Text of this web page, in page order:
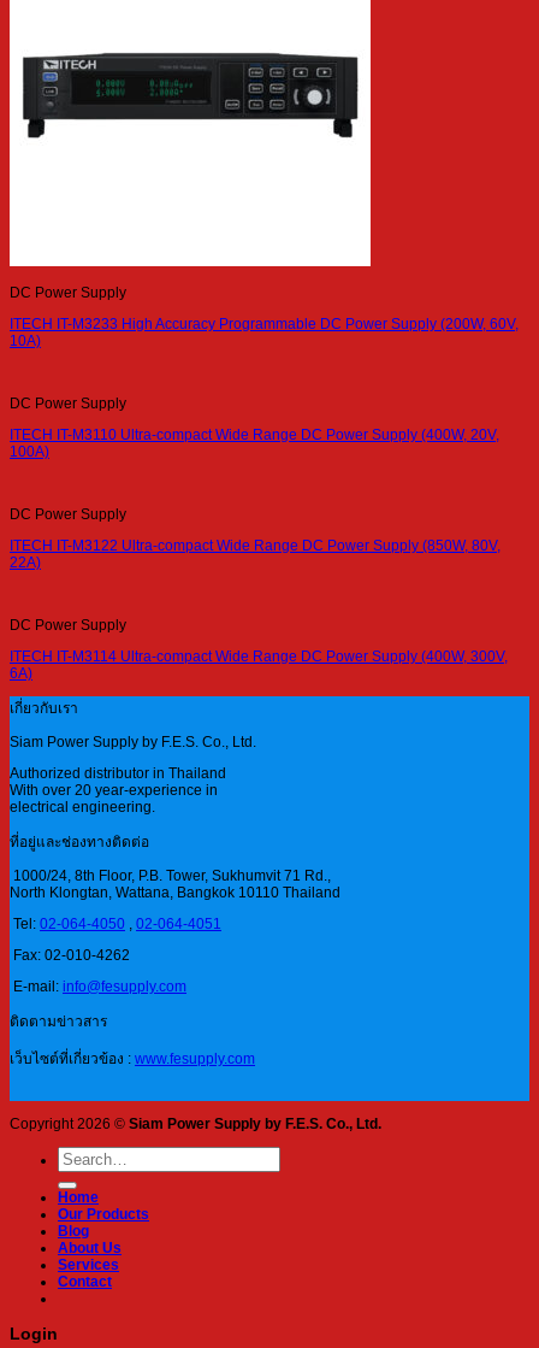
DC Power Supply
ITECH IT-M3233 High Accuracy Programmable DC Power Supply (200W, 60V,
10A)
DC Power Supply
ITECH IT-M3110 Ultra-compact Wide Range DC Power Supply (400W, 20V,
100A)
DC Power Supply
ITECH IT-M3122 Ultra-compact Wide Range DC Power Supply (850W, 80V,
22A)
DC Power Supply
ITECH IT-M3114 Ultra-compact Wide Range DC Power Supply (400W, 300V,
6A)
เกี่ยวกับเรา
Siam Power Supply by F.E.S. Co., Ltd.
Authorized distributor in Thailand
With over 20 year-experience in
electrical engineering.
ที่อยู่และช่องทางติดต่อ
1000/24, 8th Floor, P.B. Tower, Sukhumvit 71 Rd.,
North Klongtan, Wattana, Bangkok 10110 Thailand
Tel: 02-064-4050 , 02-064-4051
Fax: 02-010-4262
E-mail: info@fesupply.com
ติดตามข่าวสาร
เว็บไซต์ที่เกี่ยวข้อง : www.fesupply.com
Copyright 2026 © Siam Power Supply by F.E.S. Co., Ltd.
Search
for:
Home
Our Products
Blog
About Us
Services
Contact
Login